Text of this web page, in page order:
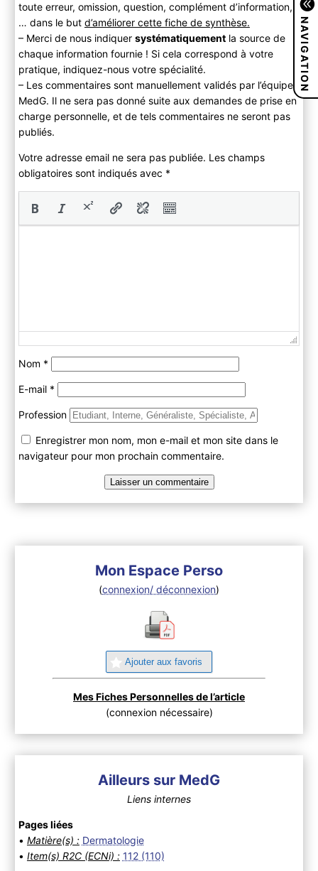
toute erreur, omission, question, complément d’information,
… dans le but d’améliorer cette fiche de synthèse.
– Merci de nous indiquer systématiquementla source de
chaque information fournie ! Si cela correspond à votre
pratique, indiquez-nous votre spécialité.
– Les commentaires sont manuellement validés par l’équipe
MedG. Il ne sera pas donné suite aux demandes de prise en
charge personnelle, et de tels commentaires ne seront pas
publiés.
Votre adresse email ne sera pas publiée. Les champs
obligatoires sont indiqués avec *
Nom *
E-mail *
Profession
Enregistrer mon nom, mon e-mail et mon site dans le
navigateur pour mon prochain commentaire.
Mon Espace Perso
(connexion/ déconnexion)
Ajouter aux favoris
Mes Fiches Personnelles de l’article
(connexion nécessaire)
Ailleurs sur MedG
Liens internes
Pages liées
• Matière(s) : Dermatologie
• Item(s) R2C (ECNi) : 112 (110)
NAVIGATION